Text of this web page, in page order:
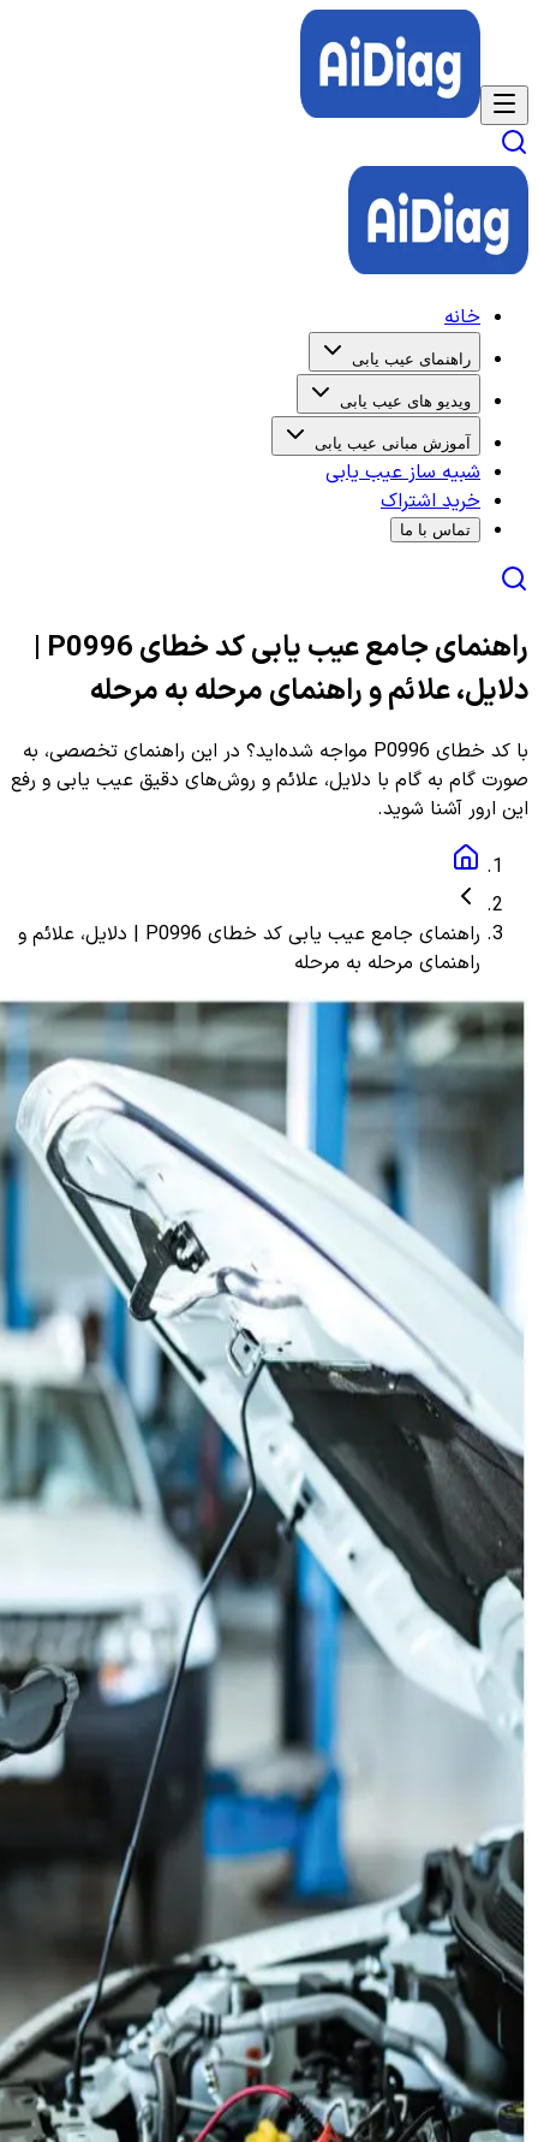
خانه
راهنمای عیب یابی
ویدیو های عیب یابی
آموزش مبانی عیب یابی
شبیه ساز عیب یابی
خرید اشتراک
تماس با ما
راهنمای جامع عیب یابی کد خطای P0996 |
دلایل، علائم و راهنمای مرحله به مرحله
با کد خطای P0996 مواجه شده‌اید؟ در این راهنمای تخصصی، به
صورت گام به گام با دلایل، علائم و روش‌های دقیق عیب یابی و رفع
این ارور آشنا شوید.
راهنمای جامع عیب یابی کد خطای P0996 | دلایل، علائم و
راهنمای مرحله به مرحله